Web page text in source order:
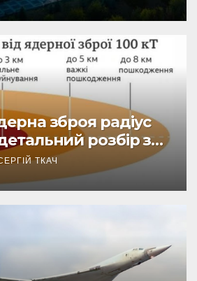
зброя радіус
розбір зон
ТКАЧ